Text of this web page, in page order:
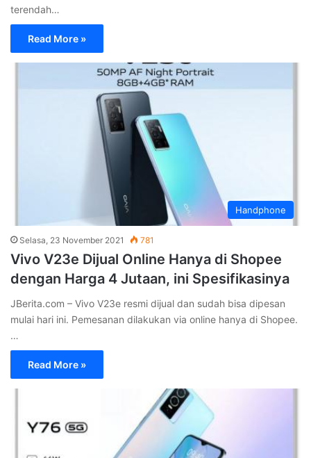
terendah…
Read More »
Handphone
Selasa, 23 November 2021 781
Vivo V23e Dijual Online Hanya di Shopee
dengan Harga 4 Jutaan, ini Spesifikasinya
JBerita.com – Vivo V23e resmi dijual dan sudah bisa dipesan
mulai hari ini. Pemesanan dilakukan via online hanya di Shopee.
…
Read More »